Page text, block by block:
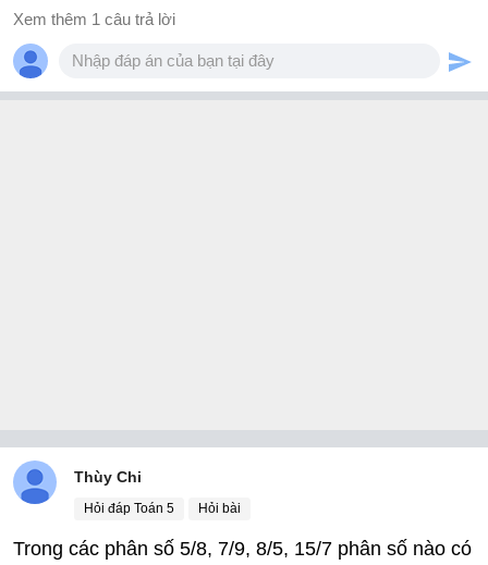
Xem thêm 1 câu trả lời
Thùy Chi
Hỏi đáp Toán 5 Hỏi bài
Trong các phân số 5/8, 7/9, 8/5, 15/7 phân số nào có